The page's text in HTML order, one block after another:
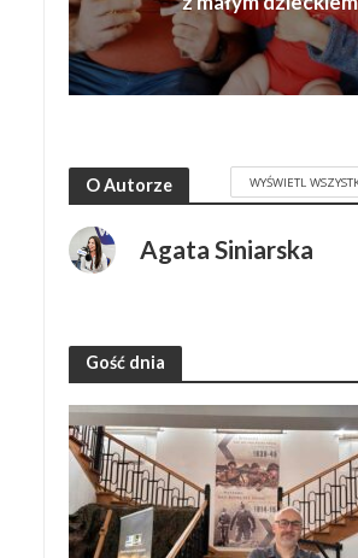
O Autorze WYŚWIETL
Agata Siniarska
Gość dnia